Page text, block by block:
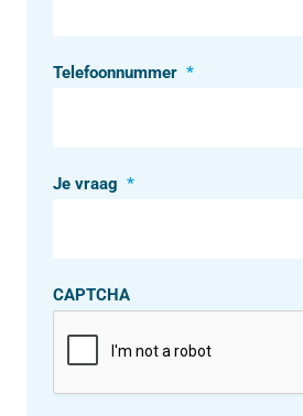
Telefoonnummer *
Je vraag *
CAPTCHA